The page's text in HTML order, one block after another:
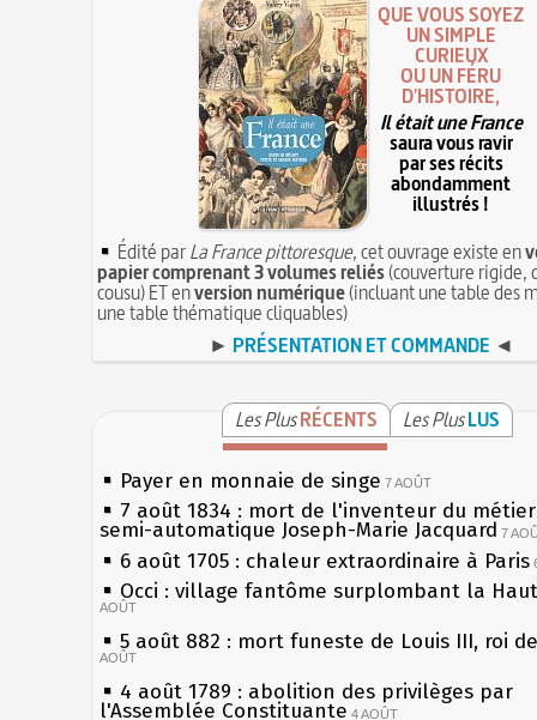
QUE VOUS SOYEZ
UN SIMPLE
CURIEUX
OU UN FÉRU
D'HISTOIRE,
Il était une France
saura vous ravir
par ses récits
abondamment
illustrés !
Édité parLa France pittoresque, cet ouvrage existe en
papier comprenant 3 volumes reliés(couverture rigide,
cousu) ET enversion numérique(incluant une table des
une table thématique cliquables)
► PRÉSENTATION ET COMMANDE ◄
Les PlusRÉCENTS Les PlusLUS
Payer en monnaie de singe 7 AOÛT
7 août 1834 : mort de l'inventeur du
semi-automatique Joseph-Marie Jacquard 7
6 août 1705 : chaleur extraordinaire à Paris
Occi : village fantôme surplombant la
AOÛT
5 août 882 : mort funeste de Louis III, roi
AOÛT
4 août 1789 : abolition des privilèges par
l'Assemblée Constituante 4 AOÛT